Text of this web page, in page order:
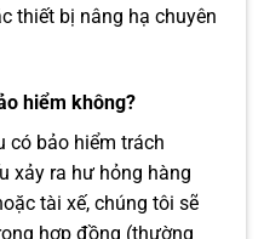
thiết bị nâng hạ chuyên
hiểm không?
có bảo hiểm trách
xảy ra hư hỏng hàng
tài xế, chúng tôi sẽ
hợp đồng (thường